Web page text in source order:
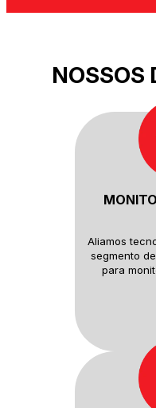
NOSSOS
Aliamos
segmento
para